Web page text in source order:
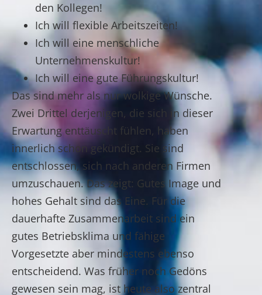
den Kollegen!
Ich will flexible Arbeitszeiten!
Ich will eine menschliche
Unternehmenskultur!
Ich will eine gute Führungskultur!
Das sind mehr als nur wolkige Wünsche.
Zwei Drittel derjenigen, die sich in dieser
Erwartung enttäuscht fühlen, haben
innerlich schon gekündigt. Sie sind
entschlossen, sich nach anderen Firmen
umzuschauen. Das zeigt: Gutes Image und
hohes Gehalt sind das Eine. Für die
dauerhafte Zusammenarbeit sind ein
gutes Betriebsklima und fähige
Vorgesetzte aber mindestens ebenso
entscheidend. Was früher noch Gedöns
gewesen sein mag, ist heute also zentral